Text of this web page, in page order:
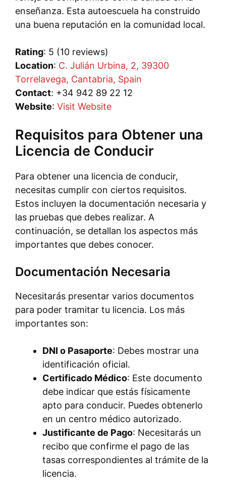
enseñanza. Esta autoescuela ha construido
una buena reputación en la comunidad local.
Rating: 5 (10 reviews)
Location: C. Julián Urbina, 2, 39300
Torrelavega, Cantabria, Spain
Contact: +34 942 89 22 12
Website: Visit Website
Requisitos para Obtener una
Licencia de Conducir
Para obtener una licencia de conducir,
necesitas cumplir con ciertos requisitos.
Estos incluyen la documentación necesaria y
las pruebas que debes realizar. A
continuación, se detallan los aspectos más
importantes que debes conocer.
Documentación Necesaria
Necesitarás presentar varios documentos
para poder tramitar tu licencia. Los más
importantes son:
DNI o Pasaporte: Debes mostrar una
identificación oficial.
Certificado Médico: Este documento
debe indicar que estás físicamente
apto para conducir. Puedes obtenerlo
en un centro médico autorizado.
Justificante de Pago: Necesitarás un
recibo que confirme el pago de las
tasas correspondientes al trámite de la
licencia.